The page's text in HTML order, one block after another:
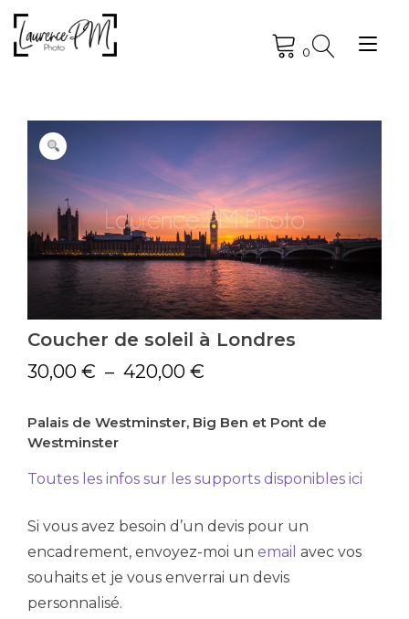
content
0
Coucher de soleil à Londres
30,00 € – 420,00 €
prix :
à
Palais de Westminster, Big Ben et Pont de
Westminster
Toutes les infos sur les supports disponibles ici
Si vous avez besoin d’un devis pour un
encadrement, envoyez-moi un email avec vos
souhaits et je vous enverrai un devis
personnalisé.